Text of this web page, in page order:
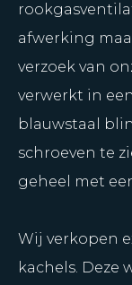
afwerking
verzoek van
verwerkt in
blauwstaal
schroeven te
geheel met
Wij verkopen
kachels. Deze